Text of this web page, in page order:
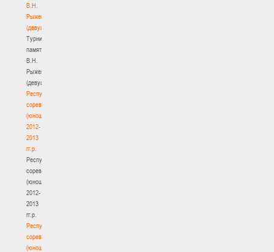
В.Н.
Рыженкова
(девушки)
Турнир
памяти
В.Н.
Рыженкова
(девушки)
Республиканские
соревнования
(юноши)
2012-
2013
гг.р.
Республиканские
соревнования
(юноши)
2012-
2013
гг.р.
Республиканские
соревнования
(юноши)